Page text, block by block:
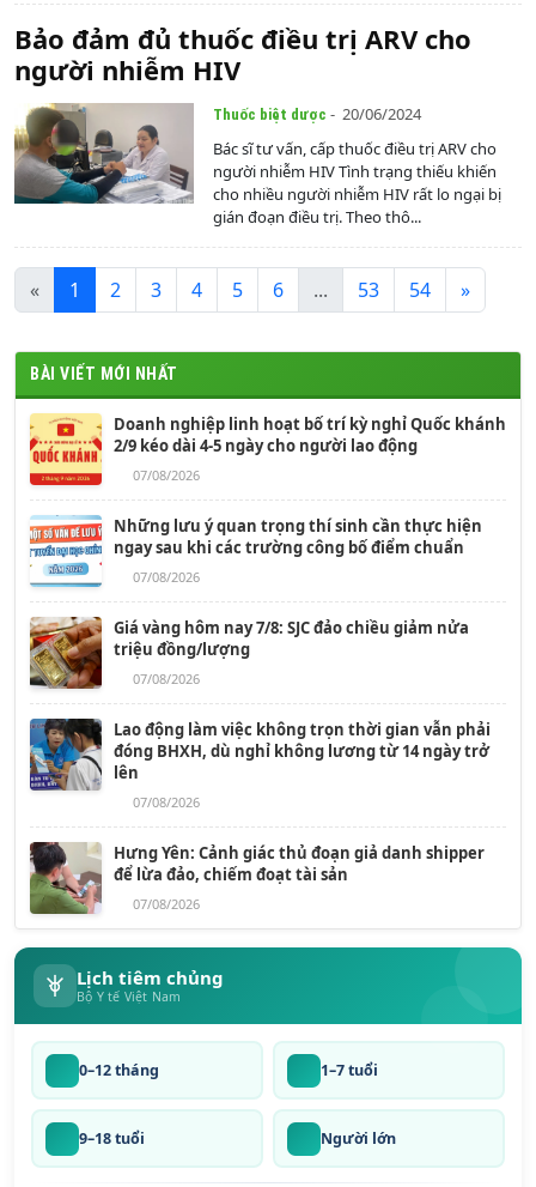
Bảo đảm đủ thuốc điều trị ARV cho
người nhiễm HIV
Thuốc biệt dược - 20/06/2024
Bác sĩ tư vấn, cấp thuốc điều trị ARV cho
người nhiễm HIV Tình trạng thiếu khiến
cho nhiều người nhiễm HIV rất lo ngại bị
gián đoạn điều trị. Theo thô...
« 1 2 3 4 5 6 ... 53 54 »
BÀI VIẾT MỚI NHẤT
Doanh nghiệp linh hoạt bố trí kỳ nghỉ Quốc khánh
2/9 kéo dài 4-5 ngày cho người lao động
07/08/2026
Những lưu ý quan trọng thí sinh cần thực hiện
ngay sau khi các trường công bố điểm chuẩn
07/08/2026
Giá vàng hôm nay 7/8: SJC đảo chiều giảm nửa
triệu đồng/lượng
07/08/2026
Lao động làm việc không trọn thời gian vẫn phải
đóng BHXH, dù nghỉ không lương từ 14 ngày trở
lên
07/08/2026
Hưng Yên: Cảnh giác thủ đoạn giả danh shipper
để lừa đảo, chiếm đoạt tài sản
07/08/2026
Lịch tiêm chủng
Bộ Y tế Việt Nam
0–12 tháng 1–7 tuổi
9–18 tuổi Người lớn